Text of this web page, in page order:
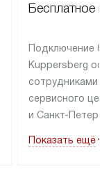
Бесплатное
Подключение
Kuppersberg
сотрудниками
сервисного
и Санкт-
подключается к
Показать ещё